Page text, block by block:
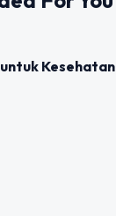
Kesehatan